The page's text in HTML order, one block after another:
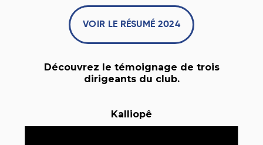
VOIR LE RÉSUMÉ 2024
Découvrez le témoignage de trois
dirigeants du club.
Kalliopê